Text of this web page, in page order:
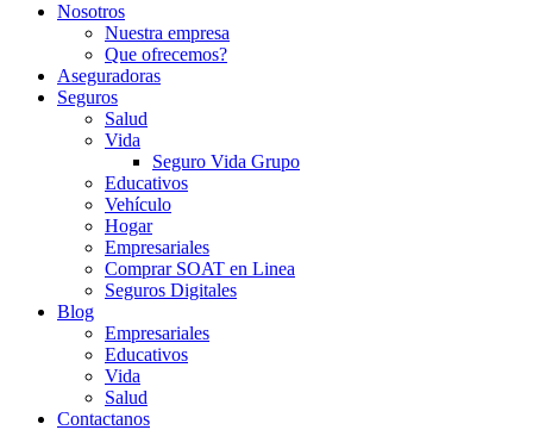
Nosotros
Nuestra empresa
Que ofrecemos?
Aseguradoras
Seguros
Salud
Vida
Seguro Vida Grupo
Educativos
Vehículo
Hogar
Empresariales
Comprar SOAT en Linea
Seguros Digitales
Blog
Empresariales
Educativos
Vida
Salud
Contactanos